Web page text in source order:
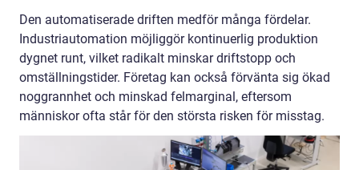
Den automatiserade driften medför många fördelar.
Industriautomation möjliggör kontinuerlig produktion
dygnet runt, vilket radikalt minskar driftstopp och
omställningstider. Företag kan också förvänta sig ökad
noggrannhet och minskad felmarginal, eftersom
människor ofta står för den största risken för misstag.